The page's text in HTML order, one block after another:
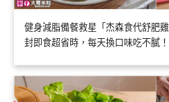
健身減脂備餐救星「杰森食代舒肥
封即食超省時，每天換口味吃不膩！